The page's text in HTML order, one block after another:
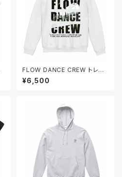
FLOW DANCE CREW トレー
ナー
¥6,500